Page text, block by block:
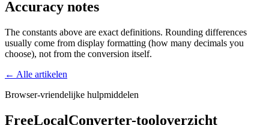
Accuracy notes
The constants above are exact definitions. Rounding differences
usually come from display formatting (how many decimals you
choose), not from the conversion itself.
← Alle artikelen
Browser-vriendelijke hulpmiddelen
FreeLocalConverter-tooloverzicht